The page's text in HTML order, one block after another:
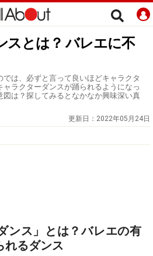
スとは？ バレエに不
は、必ずと言って良いほどキャラクタ
ラクターダンスが踊られるようになっ
図は？探してみるとなかなか興味深い真
更新日： 2022年05月24日
ンス」とは？バレエの有
れるダンス